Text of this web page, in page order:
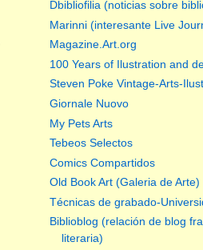
Dbibliofilia (noticias sobre
Marinni (interesante Live
Magazine.Art.org
100 Years of Ilustration and
Steven Poke Vintage-Arts-
Giornale Nuovo
My Pets Arts
Tebeos Selectos
Comics Compartidos
Old Book Art (Galeria de Arte)
Técnicas de grabado-
Biblioblog (relación de blog
literaria)